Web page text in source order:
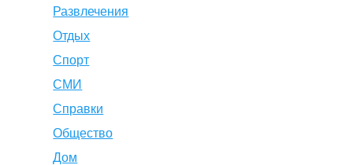
Развлечения
Отдых
Спорт
СМИ
Справки
Общество
Дом